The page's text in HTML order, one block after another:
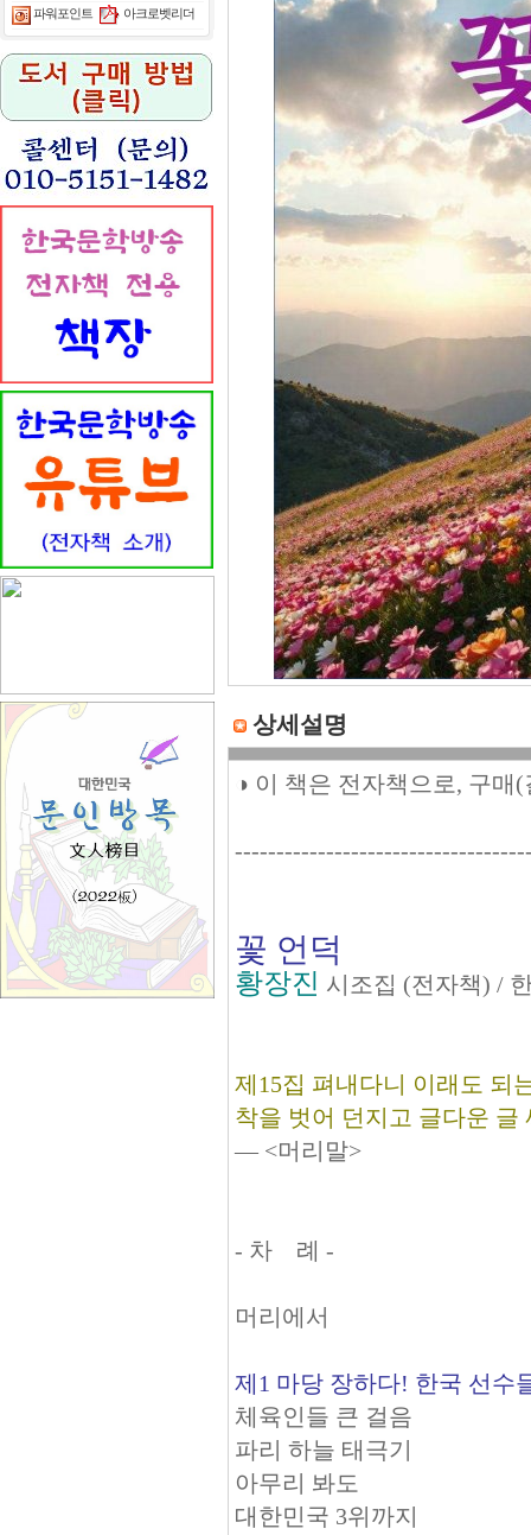
파워포인트 아크로벳리더
상세설명
◑ 이 책은 전자책으로, 구매
꽃 언덕
황장진 시조집 (전자책) /
제15집 펴내다니 이래도 되
착을 벗어 던지고 글다운 글
― <머리말>
- 차 례 -
머리에서
제1 마당 장하다! 한국 선수
체육인들 큰 걸음
파리 하늘 태극기
아무리 봐도
대한민국 3위까지